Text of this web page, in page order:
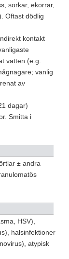
sorkar, ekorrar,
Oftast dödlig
kontakt
vatten (e.g.
vanlig
av
dagar)
Smitta i
± andra
HSV),
halsinfektioner
atypisk